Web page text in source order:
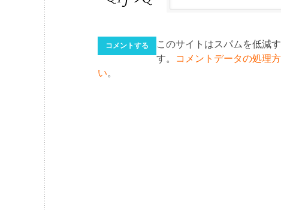
このサイトはスパムを低減
す。 コメントデータの処理
い。